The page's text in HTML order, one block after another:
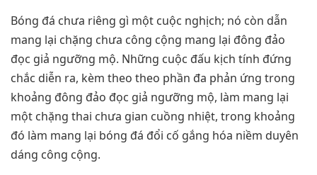
Bóng đá chưa riêng gì một cuộc nghịch; nó còn dẫn
mang lại chặng chưa công cộng mang lại đông đảo
đọc giả ngưỡng mộ. Những cuộc đấu kịch tính đứng
chắc diễn ra, kèm theo theo phần đa phản ứng trong
khoảng đông đảo đọc giả ngưỡng mộ, làm mang lại
một chặng thai chưa gian cuồng nhiệt, trong khoảng
đó làm mang lại bóng đá đổi cố gắng hóa niềm duyên
dáng công cộng.